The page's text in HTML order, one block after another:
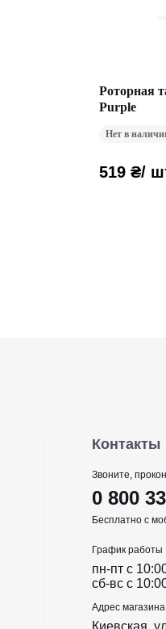
Роторная
Purple
Нет в
519 ₴/
Контакты
Звоните,
0 800
Бесплатно с
График работы
пн-пт c
сб-вс c
Адрес магазина
Киевская,